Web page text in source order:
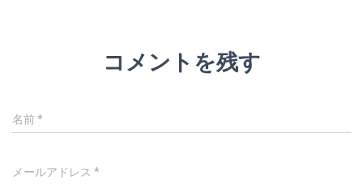
コメントを残す
名前*
メールアドレス *